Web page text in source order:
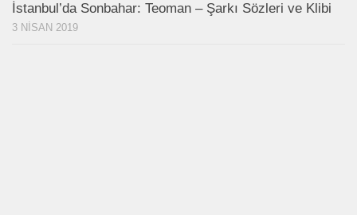
İstanbul’da Sonbahar: Teoman – Şarkı Sözleri ve Klibi
3 NISAN 2019